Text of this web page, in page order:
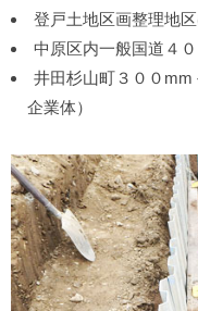
登戸土地区画整理地
中原区内一般国道４
井田杉山町３００
企業体）